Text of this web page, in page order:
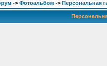
-> Фотоальбом -> Персональная